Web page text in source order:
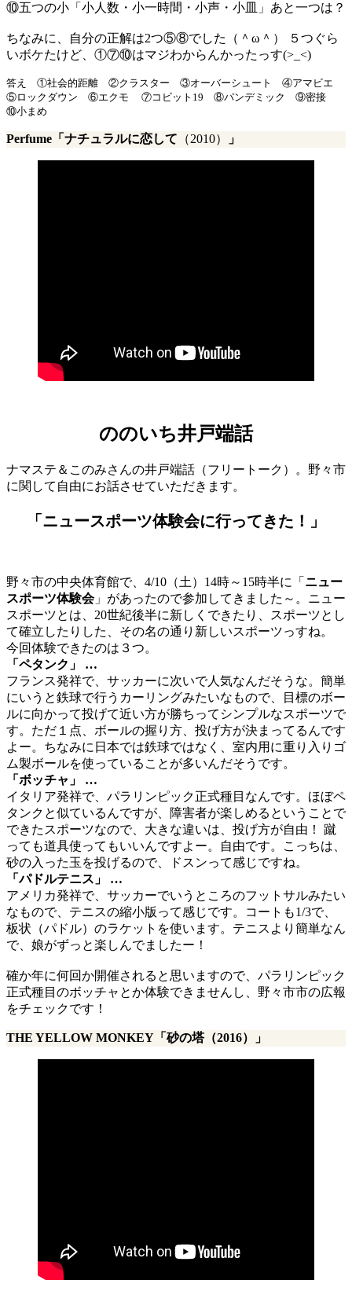
⑩五つの小「小人数・小一時間・小声・小皿」あと一つは？
ちなみに、自分の正解は2つ⑤⑧でした（＾ω＾） ５つぐら
いボケたけど、①⑦⑩はマジわからんかったっす(>_<)
答え ①社会的距離 ②クラスター ③オーバーシュート ④アマビエ
⑤ロックダウン ⑥エクモ ⑦コビット19 ⑧パンデミック ⑨密接
⑩小まめ
Perfume 「ナチュラルに恋して （2010） 」
ののいち井戸端話
ナマステ＆このみさんの井戸端話（フリートーク）。野々市
に関して自由にお話させていただきます。
「ニュースポーツ体験会に行ってきた！」
野々市の中央体育館で、4/10（土）14時～15時半に「 ニュー
スポーツ体験会」があったので参加してきました～。ニュー
スポーツとは、20世紀後半に新しくできたり、スポーツとし
て確立したりした、その名の通り新しいスポーツっすね。
今回体験できたのは３つ。
「ペタンク」 …
フランス発祥で、サッカーに次いで人気なんだそうな。簡単
にいうと鉄球で行うカーリングみたいなもので、目標のボー
ルに向かって投げて近い方が勝ちってシンプルなスポーツで
す。ただ１点、ボールの握り方、投げ方が決まってるんです
よー。ちなみに日本では鉄球ではなく、室内用に重り入りゴ
ム製ボールを使っていることが多いんだそうです。
「ボッチャ」 …
イタリア発祥で、パラリンピック正式種目なんです。ほぼペ
タンクと似ているんですが、障害者が楽しめるということで
できたスポーツなので、大きな違いは、投げ方が自由！ 蹴
っても道具使ってもいいんですよー。自由です。こっちは、
砂の入った玉を投げるので、ドスンって感じですね。
「パドルテニス」 …
アメリカ発祥で、サッカーでいうところのフットサルみたい
なもので、テニスの縮小版って感じです。コートも1/3で、
板状（パドル）のラケットを使います。テニスより簡単なん
で、娘がずっと楽しんでましたー！
確か年に何回か開催されると思いますので、パラリンピック
正式種目のボッチャとか体験できませんし、野々市市の広報
をチェックです！
THE YELLOW MONKEY「砂の塔（2016）」